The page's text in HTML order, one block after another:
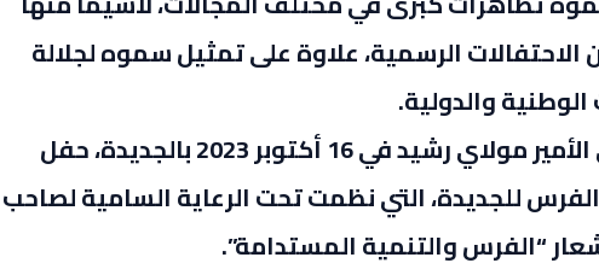
الاحتفالات الرسمية، علاوة على تمثيل سموه لجلالة
والدولية.
وهكذا، ترأس صاحب السمو الملكي الأمير مولاي رشيد في 16 أكتوبر 2023 بالجديدة، حفل
للجديدة، التي نظمت تحت الرعاية السامية لصاحب
“الفرس والتنمية المستدامة”.